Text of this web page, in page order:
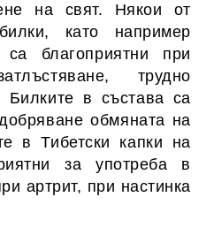
на свят. Някои от
като например
благоприятни при
трудно
Билките в състава са
обмяната на
в Тибетски капки на
за употреба в
артрит, при настинка